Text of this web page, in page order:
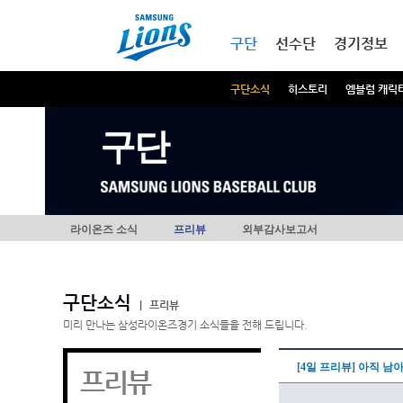
구단
구단소식 히스토리 엠블럼 캐릭
선수단 경기정보
구단
라이온즈 소식 프리뷰 외부감사보고서
구단소식
프리뷰
미리 만나는 삼성라이온즈경기 소식들을 전해 드립니다.
프리뷰 [4일 프리뷰] 아직 남